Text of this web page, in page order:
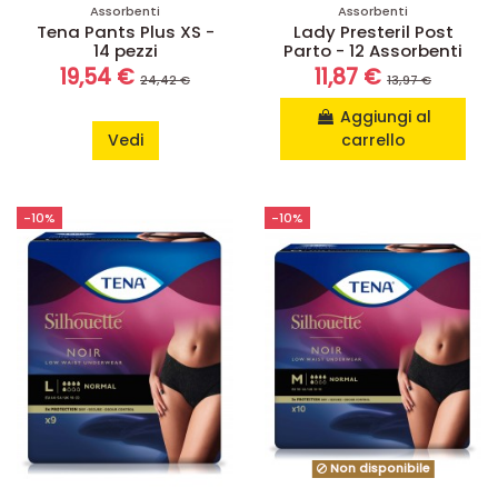
Assorbenti
Tena Pants Plus XS -
14 pezzi
19,54 € 24,42 €
Vedi
Assorbenti
Lady Presteril Post
Parto - 12 Assorbenti
11,87 € 13,97 €
Aggiungi al
carrello
-10% -10%
Non disponibile